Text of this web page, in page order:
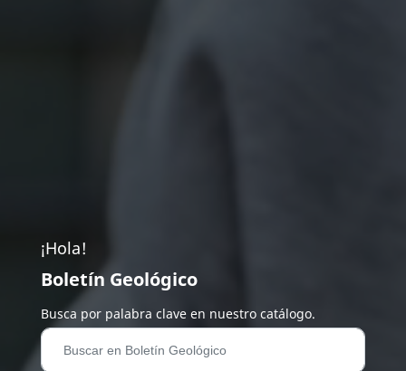
¡Hola!
Boletín Geológico
Busca por palabra clave en nuestro catálogo.